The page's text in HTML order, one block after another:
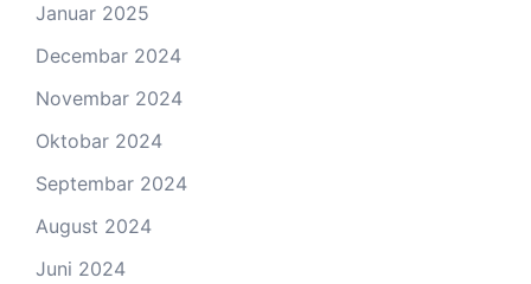
Januar 2025
Decembar 2024
Novembar 2024
Oktobar 2024
Septembar 2024
August 2024
Juni 2024